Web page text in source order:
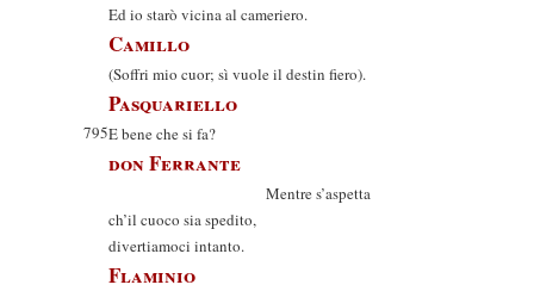
Ed io starò vicina al cameriero.
Camillo
(Soffri mio cuor; sì vuole il destin fiero).
Pasquariello
795E bene che si fa?
don Ferrante
Mentre s’aspetta
ch’il cuoco sia spedito,
divertiamoci intanto.
Flaminio